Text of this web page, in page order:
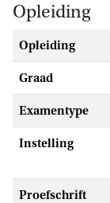
Opleiding
Opleiding
Graad
Examentype
Instelling
Proefschrift